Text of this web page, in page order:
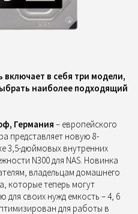
в себя три модели,
наиболее подходящий
Германия – европейского
представляет новую 8-
3,5-дюймовых внутренних
N300 для NAS. Новинка
владельцам домашнего
которые теперь могут
своих нужд емкость – 4, 6
для работы в